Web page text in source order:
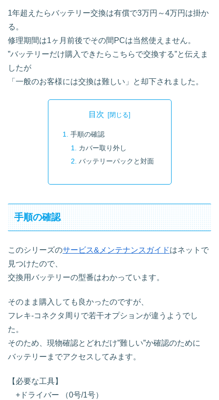
1年超えたらバッテリー交換は有償で3万円～4万円は掛か
る。
修理期間は1ヶ月前後でその間PCは当然使えません。
”バッテリーだけ購入できたらこちらで交換する”と伝えま
したが
「一般のお客様には交換は難しい」と却下されました。
目次
手順の確認
カバー取り外し
バッテリーパックと対面
手順の確認
このシリーズのサービス&メンテナンスガイドはネットで
見つけたので、
交換用バッテリーの型番はわかっています。
そのまま購入しても良かったのですが、
フレキ-コネクタ周りで若干オプションが違うようでし
た。
そのため、現物確認とどれだけ”難しい”か確認のために
バッテリーまでアクセスしてみます。
【必要な工具】
+ドライバー （0号/1号）